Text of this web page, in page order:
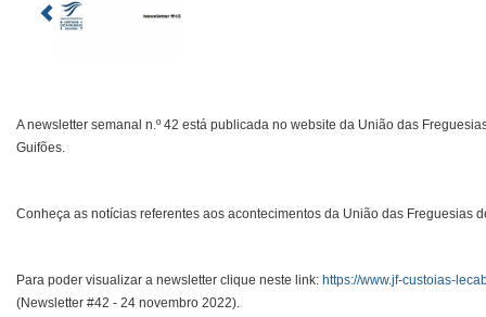
A newsletter semanal n.º 42 está publicada no website da União das
Guifões.
Conheça as notícias referentes aos acontecimentos da União das Freguesias
Para poder visualizar a newsletter clique neste link: https://www.jf-custoias-
(Newsletter #42 - 24 novembro 2022).